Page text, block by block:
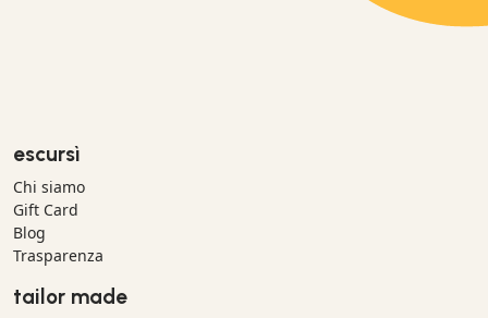
escursì
Chi siamo
Gift Card
Blog
Trasparenza
tailor made